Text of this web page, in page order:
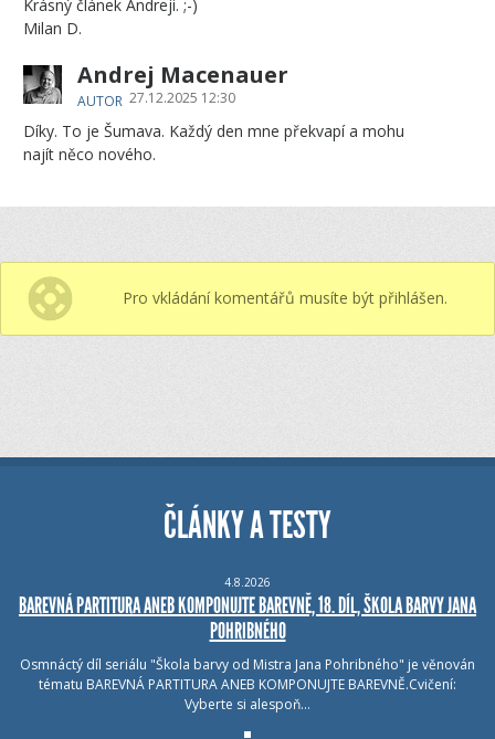
Krásný článek Andreji. ;-)
Milan D.
Andrej Macenauer
AUTOR 27.12.2025 12:30
Díky. To je Šumava. Každý den mne překvapí a mohu
najít něco nového.
Pro vkládání komentářů musíte být přihlášen.
ČLÁNKY A TESTY
4.8.2026
BAREVNÁ PARTITURA ANEB KOMPONUJTE BAREVNĚ, 18. DÍL, ŠKOLA BARVY JANA
POHRIBNÉHO
Osmnáctý díl seriálu "Škola barvy od Mistra Jana Pohribného" je věnován
tématu BAREVNÁ PARTITURA ANEB KOMPONUJTE BAREVNĚ.Cvičení:
Vyberte si alespoň…